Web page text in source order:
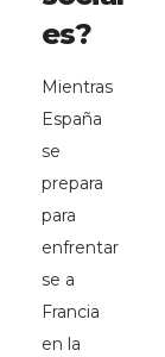
es?
Mientras
España
se
prepara
para
enfrentar
se a
Francia
en la